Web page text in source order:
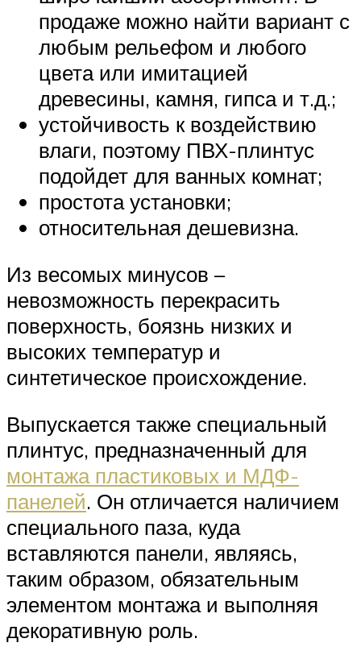
продаже можно найти вариант с
любым рельефом и любого
цвета или имитацией
древесины, камня, гипса и т.д.;
устойчивость к воздействию
влаги, поэтому ПВХ-плинтус
подойдет для ванных комнат;
простота установки;
относительная дешевизна.
Из весомых минусов –
невозможность перекрасить
поверхность, боязнь низких и
высоких температур и
синтетическое происхождение.
Выпускается также специальный
плинтус, предназначенный для
монтажа пластиковых и МДФ-
панелей. Он отличается наличием
специального паза, куда
вставляются панели, являясь,
таким образом, обязательным
элементом монтажа и выполняя
декоративную роль.